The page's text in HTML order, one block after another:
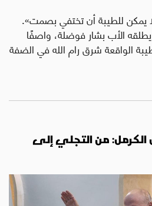
يمكن للطيبة أن تختفي بصمت».
الأب بشار فوضلة، واصفًا
الواقعة شرق رام الله في الضفة
الكرمل: من التجلي إلى